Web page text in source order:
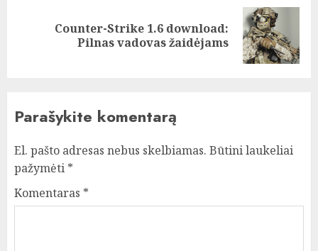
Counter-Strike 1.6 download:
Pilnas vadovas žaidėjams
Parašykite komentarą
El. pašto adresas nebus skelbiamas. Būtini laukeliai
pažymėti *
Komentaras *